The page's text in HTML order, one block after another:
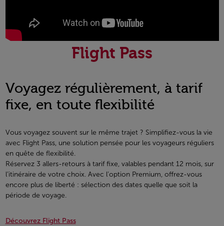
Flight Pass
Voyagez régulièrement, à tarif
fixe, en toute flexibilité
Vous voyagez souvent sur le même trajet ? Simplifiez-vous la vie
avec Flight Pass, une solution pensée pour les voyageurs réguliers
en quête de flexibilité.
Réservez 3 allers-retours à tarif fixe, valables pendant 12 mois, sur
l’itinéraire de votre choix. Avec l’option Premium, offrez-vous
encore plus de liberté : sélection des dates quelle que soit la
période de voyage.
Découvrez Flight Pass